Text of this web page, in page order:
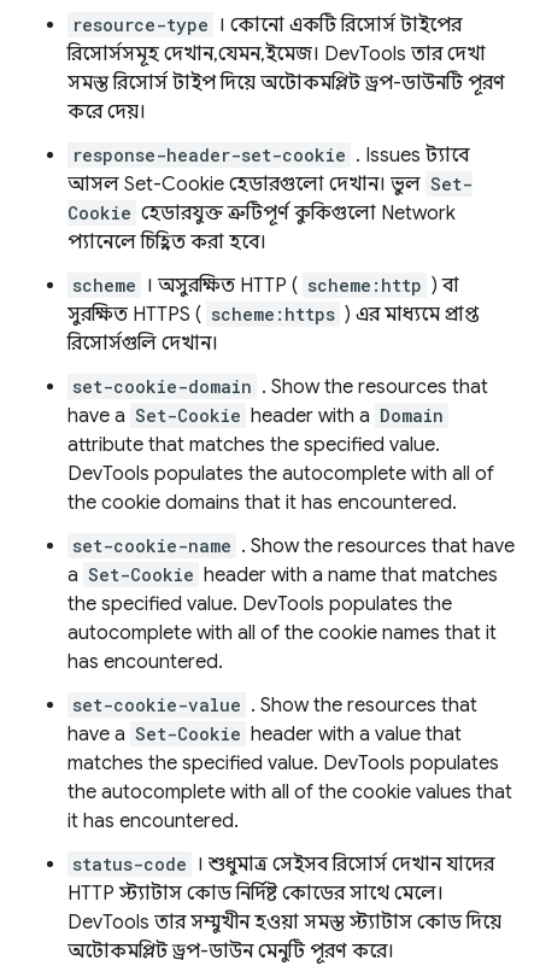
resource-type । কোনো একটি রিসোর্স টাইপের
রিসোর্সসমূহ দেখান, যেমন, ইমেজ। DevTools তার দেখা
সমস্ত রিসোর্স টাইপ দিয়ে অটোকমপ্লিট ড্রপ-ডাউনটি পূরণ
করে দেয়।
response-header-set-cookie . Issues ট্যাবে
আসল Set-Cookie হেডারগুলো দেখান। ভুল Set-
Cookie হেডারযুক্ত ত্রুটিপূর্ণ কুকিগুলো Network
প্যানেলে চিহ্নিত করা হবে।
scheme । অসুরক্ষিত HTTP ( scheme:http ) বা
সুরক্ষিত HTTPS ( scheme:https ) এর মাধ্যমে প্রাপ্ত
রিসোর্সগুলি দেখান।
set-cookie-domain . Show the resources that
have a Set-Cookie header with a Domain
attribute that matches the specified value.
DevTools populates the autocomplete with all of
the cookie domains that it has encountered.
set-cookie-name . Show the resources that have
a Set-Cookie header with a name that matches
the specified value. DevTools populates the
autocomplete with all of the cookie names that it
has encountered.
set-cookie-value . Show the resources that
have a Set-Cookie header with a value that
matches the specified value. DevTools populates
the autocomplete with all of the cookie values that
it has encountered.
status-code । শুধুমাত্র সেইসব রিসোর্স দেখান যাদের
HTTP স্ট্যাটাস কোড নির্দিষ্ট কোডের সাথে মেলে।
DevTools তার সম্মুখীন হওয়া সমস্ত স্ট্যাটাস কোড দিয়ে
অটোকমপ্লিট ড্রপ-ডাউন মেনুটি পূরণ করে।